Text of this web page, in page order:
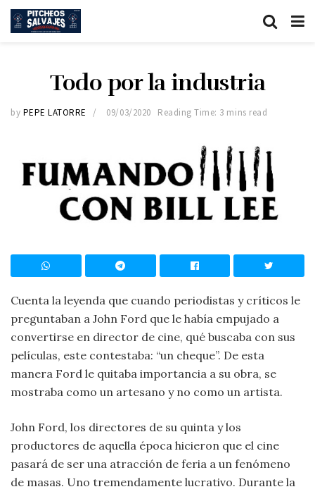
Todo por la industria
by PEPE LATORRE 09/03/2020 Reading Time: 3 mins read
Cuenta la leyenda que cuando periodistas y críticos le
preguntaban a John Ford que le había empujado a
convertirse en director de cine, qué buscaba con sus
películas, este contestaba: “un cheque”. De esta
manera Ford le quitaba importancia a su obra, se
mostraba como un artesano y no como un artista.
John Ford, los directores de su quinta y los
productores de aquella época hicieron que el cine
pasará de ser una atracción de feria a un fenómeno
de masas. Uno tremendamente lucrativo. Durante la